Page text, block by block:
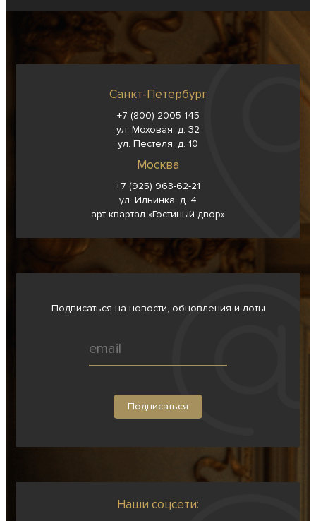
Санкт-Петербург
+7 (800) 2005-145
ул. Моховая, д. 32
ул. Пестеля, д. 10
Москва
+7 (925) 963-62-21
ул. Ильинка, д. 4
арт-квартал «Гостиный двор»
Подписаться на новости, обновления и лоты
Наши соцсети: